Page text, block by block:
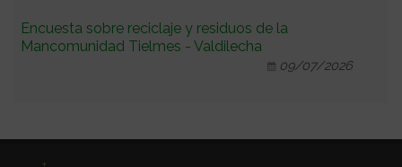
Encuesta sobre reciclaje y residuos de la
Mancomunidad Tielmes - Valdilecha
09/07/2026